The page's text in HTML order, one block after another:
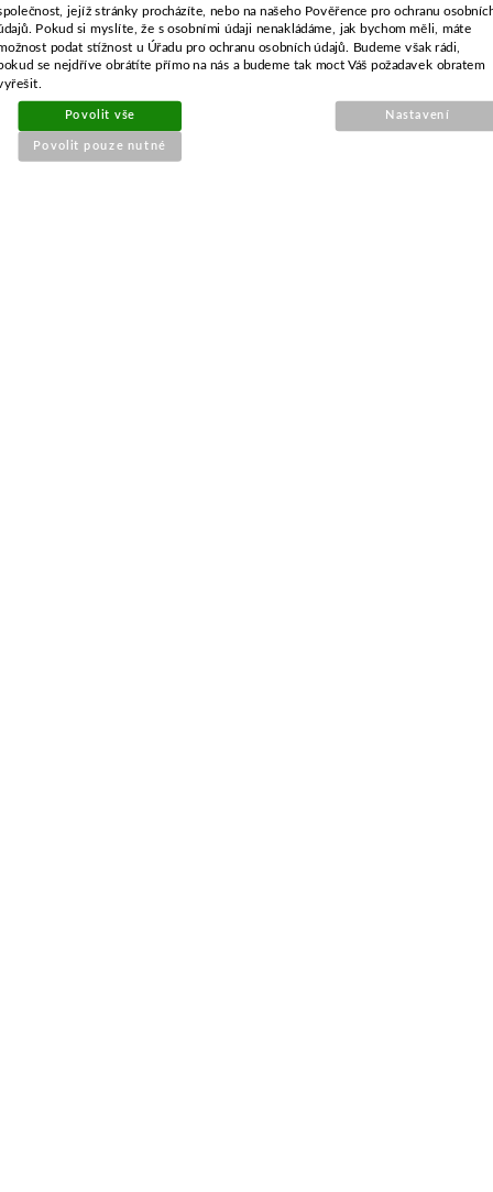
průměr vnějších děr-10,0 mm
SOUVISEJÍCÍ PRODUKTY
jejíž stránky procházíte, nebo na našeho Pověřence pro ochranu
Pokud si myslíte, že s osobními údaji nenakládáme, jak bychom měli, máte
podat stížnost u Úřadu pro ochranu osobních údajů. Budeme však rádi,
se nejdříve obrátíte přímo na nás a budeme tak moct Váš požadavek obratem
Povolit vše
Povolit pouze nutné
Nastavení